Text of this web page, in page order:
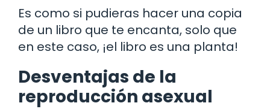
Es como si pudieras hacer una copia
de un libro que te encanta, solo que
en este caso, ¡el libro es una planta!
Desventajas de la
reproducción asexual